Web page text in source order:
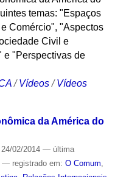
temas: "Espaços
Comércio", "Aspectos
Civil e
e "Perspectivas de
/Vídeos /Vídeos
da América do
02/2014 — última
— registrado em: O Comum